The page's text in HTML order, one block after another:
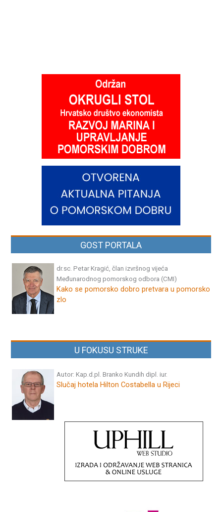
GOST PORTALA
dr.sc. Petar Kragić, član izvršnog vijeća
Međunarodnog pomorskog odbora (CMI)
Kako se pomorsko dobro pretvara u pomorsko
zlo
U FOKUSU STRUKE
Autor: Kap.d.pl. Branko Kundih dipl. iur.
Slučaj hotela Hilton Costabella u Rijeci